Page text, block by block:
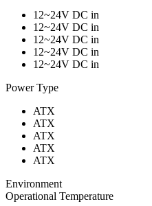
12~24V DC in
12~24V DC in
12~24V DC in
12~24V DC in
12~24V DC in
Power Type
ATX
ATX
ATX
ATX
ATX
Environment
Operational Temperature